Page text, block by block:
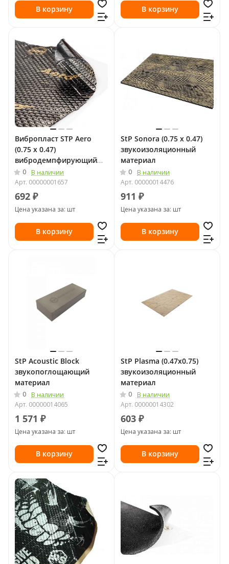
В корзину В корзину
Вибропласт STP Aero
(0.75 х 0.47)
вибродемпфирующий
материал
0
В наличии
Арт. 00000001657
692 ₽
Цена указана за: шт
В корзину
StP Sonora (0.75 х 0.47)
звукоизоляционный
материал
0
В наличии
Арт. 00000014476
911 ₽
Цена указана за: шт
В корзину
StP Acoustic Block
звукопоглощающий
материал
0
В наличии
Арт. 00000014065
1 571 ₽
Цена указана за: шт
В корзину
StP Plasma (0.47х0.75)
звукоизоляционный
материал
0
В наличии
Арт. 00000014302
603 ₽
Цена указана за: шт
В корзину